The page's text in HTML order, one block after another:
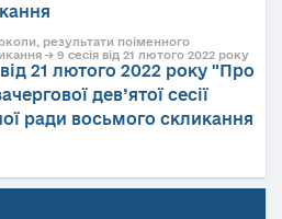
результати поіменного
→ 9 сесія від 21 лютого 2022 року
21 лютого 2022 року "Про
дев’ятої сесії
ради восьмого скликання